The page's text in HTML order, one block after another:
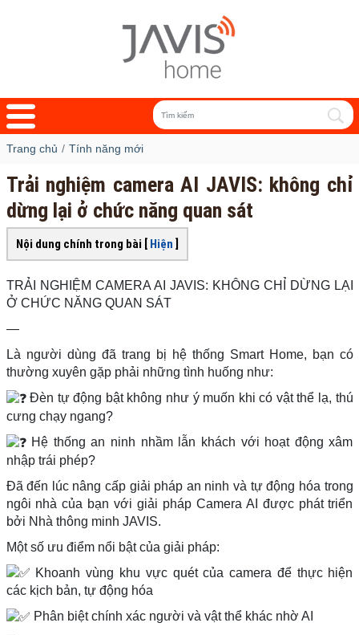
Trang chủ Tính năng mới
Trải nghiệm camera AI JAVIS: không chỉ
dừng lại ở chức năng quan sát
Nội dung chính trong bài [ Hiện ]
TRẢI NGHIỆM CAMERA AI JAVIS: KHÔNG CHỈ DỪNG LẠI
Ở CHỨC NĂNG QUAN SÁT
—
Là người dùng đã trang bị hệ thống Smart Home, bạn có
thường xuyên gặp phải những tình huống như:
Đèn tự động bật không như ý muốn khi có vật thể lạ, thú
cưng chạy ngang?
Hệ thống an ninh nhầm lẫn khách với hoạt động xâm
nhập trái phép?
Đã đến lúc nâng cấp giải pháp an ninh và tự động hóa trong
ngôi nhà của bạn với giải pháp Camera AI được phát triển
bởi Nhà thông minh JAVIS.
Một số ưu điểm nổi bật của giải pháp:
Khoanh vùng khu vực quét của camera để thực hiện
các kịch bản, tự động hóa
Phân biệt chính xác người và vật thể khác nhờ AI